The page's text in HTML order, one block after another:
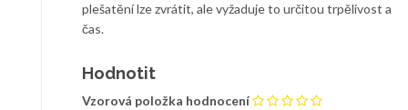
plešatění lze zvrátit, ale vyžaduje to určitou trpělivost a
čas.
Hodnotit
Vzorová položka hodnocení